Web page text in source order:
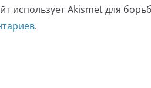
использует Akismet для
.